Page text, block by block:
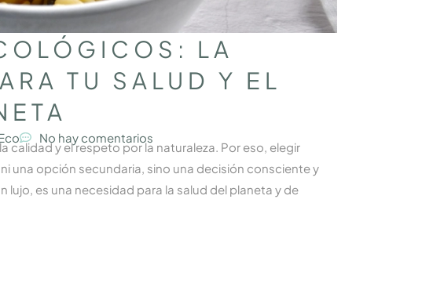
LA
TU SALUD Y EL
No hay comentarios
calidad y el respeto por la naturaleza. Por eso, elegir
una opción secundaria, sino una decisión consciente y
es una necesidad para la salud del planeta y de